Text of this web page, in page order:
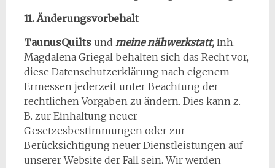
11. Änderungsvorbehalt
TaunusQuiltsund meine nähwerkstatt,Inh.
Magdalena Griegal behalten sich das Recht vor,
diese Datenschutzerklärung nach eigenem
Ermessen jederzeit unter Beachtung der
rechtlichen Vorgaben zu ändern. Dies kann z.
B. zur Einhaltung neuer
Gesetzesbestimmungen oder zur
Berücksichtigung neuer Dienstleistungen auf
unserer Website der Fall sein. Wir werden